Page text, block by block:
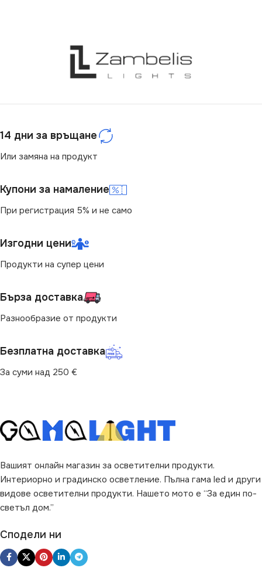
НАПРЕЖЕНИЕ (V)
ЦВЕТНА ТЕМПЕРАТУРА
(K)
(LM)
300
Не се димира
ВИД LED
220V
14 дни за връщане
Или замяна на продукт
Купони за намаление
При регистрация 5% и не само
Изгодни цени
Продукти на супер цени
Бърза доставка
Разнообразие от продукти
Безплатна доставка
За суми над 250 €
Вашият онлайн магазин за осветителни продукти.
Интериорно и градинско осветление. Пълна гама led и други
видове осветителни продукти. Нашето мото е “За един по-
светъл дом.”
Сподели ни